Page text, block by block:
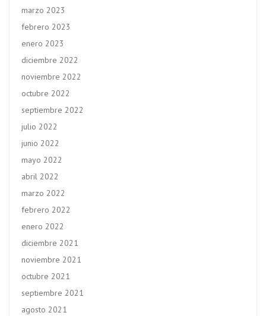
marzo 2023
febrero 2023
enero 2023
diciembre 2022
noviembre 2022
octubre 2022
septiembre 2022
julio 2022
junio 2022
mayo 2022
abril 2022
marzo 2022
febrero 2022
enero 2022
diciembre 2021
noviembre 2021
octubre 2021
septiembre 2021
agosto 2021